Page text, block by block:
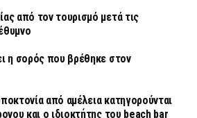
από τον τουρισμό μετά τις
η σορός που βρέθηκε στον
από αμέλεια κατηγορούνται
και ο ιδιοκτήτης του beach bar